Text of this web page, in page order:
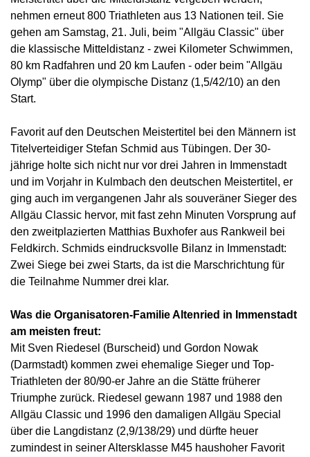
nehmen erneut 800 Triathleten aus 13 Nationen teil. Sie
gehen am Samstag, 21. Juli, beim "Allgäu Classic" über
die klassische Mitteldistanz - zwei Kilometer Schwimmen,
80 km Radfahren und 20 km Laufen - oder beim "Allgäu
Olymp" über die olympische Distanz (1,5/42/10) an den
Start.
Favorit auf den Deutschen Meistertitel bei den Männern ist
Titelverteidiger Stefan Schmid aus Tübingen. Der 30-
jährige holte sich nicht nur vor drei Jahren in Immenstadt
und im Vorjahr in Kulmbach den deutschen Meistertitel, er
ging auch im vergangenen Jahr als souveräner Sieger des
Allgäu Classic hervor, mit fast zehn Minuten Vorsprung auf
den zweitplazierten Matthias Buxhofer aus Rankweil bei
Feldkirch. Schmids eindrucksvolle Bilanz in Immenstadt:
Zwei Siege bei zwei Starts, da ist die Marschrichtung für
die Teilnahme Nummer drei klar.
Was die Organisatoren-Familie Altenried in Immenstadt
am meisten freut:
Mit Sven Riedesel (Burscheid) und Gordon Nowak
(Darmstadt) kommen zwei ehemalige Sieger und Top-
Triathleten der 80/90-er Jahre an die Stätte früherer
Triumphe zurück. Riedesel gewann 1987 und 1988 den
Allgäu Classic und 1996 den damaligen Allgäu Special
über die Langdistanz (2,9/138/29) und dürfte heuer
zumindest in seiner Altersklasse M45 haushoher Favorit